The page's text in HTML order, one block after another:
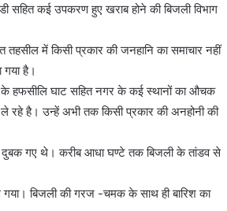
सहित कई उपकरण हुए खराब होने की बिजली विभाग
में किसी प्रकार की जनहानि का समाचार नहीं
गया है।
के हफसीलि घाट सहित नगर के कई स्थानों का औचक
रहे है। उन्हें अभी तक किसी प्रकार की अनहोनी की
दुबक गए थे। करीब आधा घण्टे तक बिजली के तांडव से
गया। बिजली की गरज -चमक के साथ ही बारिश का